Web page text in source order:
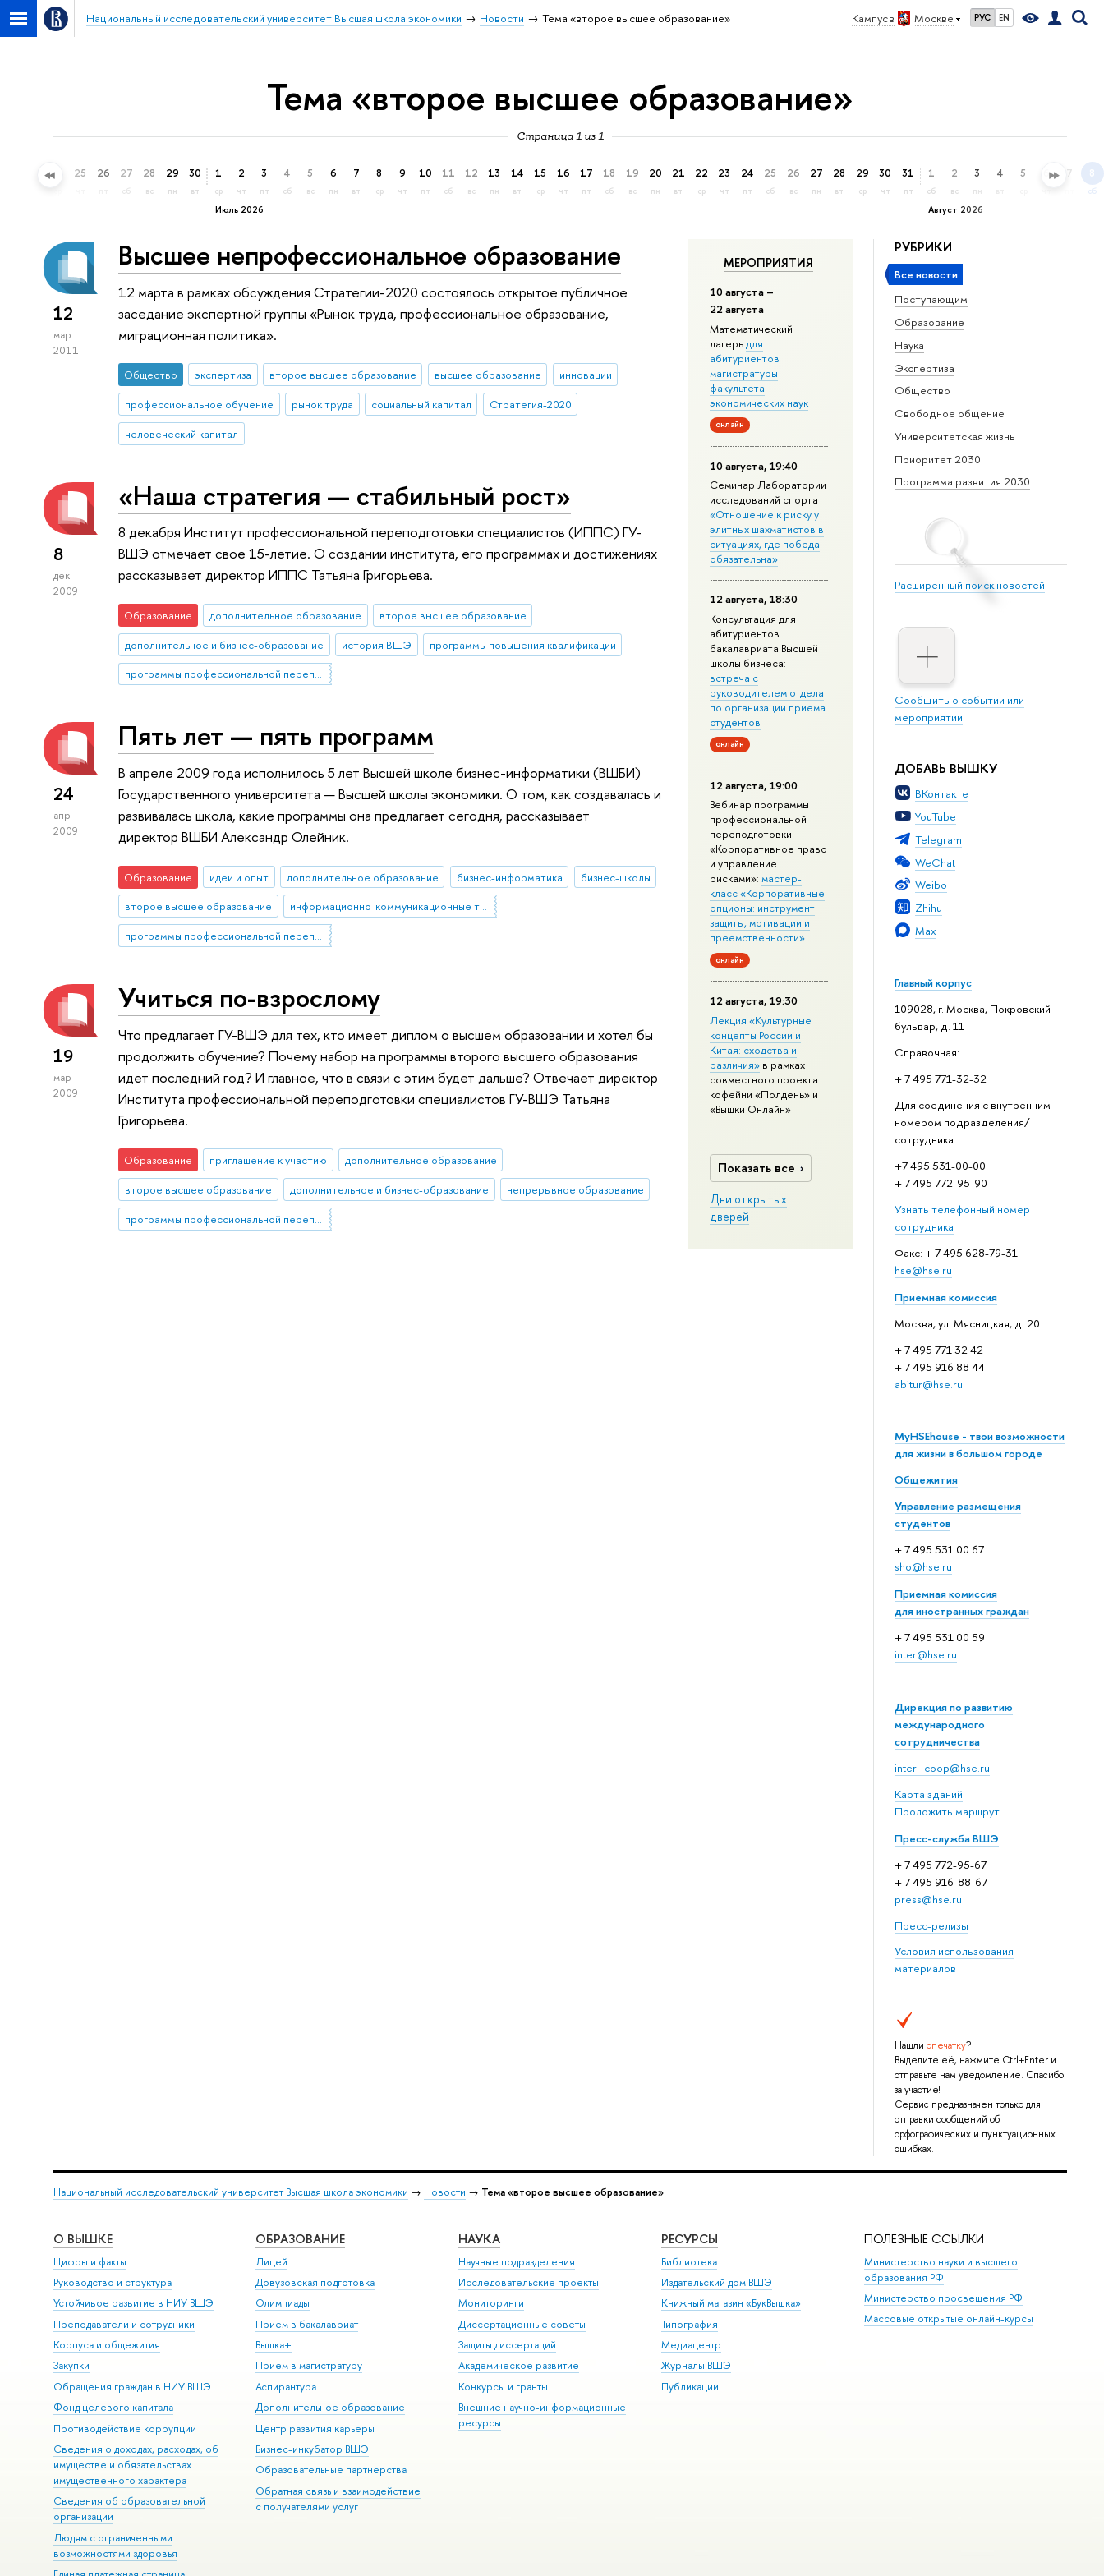
Кампус в Москве РУС EN
Национальный исследовательский университет Высшая школа экономики Новости Тема «второе высшее образование»
Тема «второе высшее образование»
Страница 1 из 1
24 25 26 27
сб
28
вс
29
пн
30
вт
Июль 2026
1
ср
2
чт
3
пт
4
сб
5
вс
6
пн
7
вт
8
ср
9
чт
10
пт
11
сб
12
вс
13
пн
14
вт
15
ср
16
чт
17
пт
18
сб
19
вс
20
пн
21
вт
22
ср
23
чт
24
пт
25
сб
26
вс
27
пн
28
вт
29
ср
30
чт
31
пт
Август 2026
1
сб
2
вс
3
пн
4 5 6 7 8
сб
РУБРИКИ
Все новости
Поступающим
Образование
Наука
Экспертиза
Общество
Свободное общение
Университетская жизнь
Приоритет 2030
Программа развития 2030
Расширенный поиск новостей
Сообщить о событии или
мероприятии
ДОБАВЬ ВЫШКУ
ВКонтакте
YouTube
Telegram
WeChat
Weibo
Zhihu
Max
Главный корпус
109028, г. Москва, Покровский
бульвар, д. 11
Справочная:
+ 7 495 771-32-32
Для соединения с внутренним
номером подразделения/
сотрудника:
+7 495 531-00-00
+ 7 495 772-95-90
Узнать телефонный номер
сотрудника
Факс: + 7 495 628-79-31
hse@hse.ru
Приемная комиссия
Москва, ул. Мясницкая, д. 20
+ 7 495 771 32 42
+ 7 495 916 88 44
abitur@hse.ru
MyHSEhouse - твои возможности
для жизни в большом городе
Общежития
Управление размещения
студентов
+ 7 495 531 00 67
sho@hse.ru
Приемная комиссия
для иностранных граждан
+ 7 495 531 00 59
inter@hse.ru
Дирекция по развитию
международного
сотрудничества
inter_coop@hse.ru
Карта зданий
Проложить маршрут
Пресс-служба ВШЭ
+ 7 495 772-95-67
+ 7 495 916-88-67
press@hse.ru
Пресс-релизы
Условия использования
материалов
Нашли опечатку?
Выделите её, нажмите Ctrl+Enter и
отправьте нам уведомление. Спасибо
за участие!
Сервис предназначен только для
отправки сообщений об
орфографических и пунктуационных
ошибках.
МЕРОПРИЯТИЯ
10 августа –
22 августа
Математический
лагерьдля
абитуриентов
магистратуры
факультета
экономических наук
онлайн
10 августа, 19:40
Семинар Лаборатории
исследований спорта
«Отношение к риску у
элитных шахматистов в
ситуациях, где победа
обязательна»
12 августа, 18:30
Консультация для
абитуриентов
бакалавриата Высшей
школы бизнеса:
встреча с
руководителем отдела
по организации приема
студентов
онлайн
12 августа, 19:00
Вебинар программы
профессиональной
переподготовки
«Корпоративное право
и управление
рисками»: мастер-
класс «Корпоративные
опционы: инструмент
защиты, мотивации и
преемственности»
онлайн
12 августа, 19:30
Лекция «Культурные
концепты России и
Китая: сходства и
различия»в рамках
совместного проекта
кофейни «Полдень» и
«Вышки Онлайн»
Показать все
Дни открытых
дверей
12
мар
2011
Высшее непрофессиональное образование
12 марта в рамках обсуждения Стратегии-2020 состоялось открытое публичное
заседание экспертной группы «Рынок труда, профессиональное образование,
миграционная политика».
Общество экспертиза второе высшее образование высшее образование
инновации
профессиональное обучение
рынок труда социальный капитал
Стратегия-2020
человеческий капитал
8
дек
2009
«Наша стратегия — стабильный рост»
8 декабря Институт профессиональной переподготовки специалистов (ИППС) ГУ-
ВШЭ отмечает свое 15-летие. О создании института, его программах и достижениях
рассказывает директор ИППС Татьяна Григорьева.
Образование дополнительное образование
второе высшее образование
дополнительное и бизнес-образование
история ВШЭ
программы повышения квалификации
программы профессиональной переподготовки
24
апр
2009
Пять лет — пять программ
В апреле 2009 года исполнилось 5 лет Высшей школе бизнес-информатики (ВШБИ)
Государственного университета — Высшей школы экономики. О том, как создавалась и
развивалась школа, какие программы она предлагает сегодня, рассказывает
директор ВШБИ Александр Олейник.
Образование идеи и опыт дополнительное образование бизнес-информатика
бизнес-школы
второе высшее образование
информационно-коммуникационные технологии
программы профессиональной переподготовки
19
мар
2009
Учиться по-взрослому
Что предлагает ГУ-ВШЭ для тех, кто имеет диплом о высшем образовании и хотел бы
продолжить обучение? Почему набор на программы второго высшего образования
идет последний год? И главное, что в связи с этим будет дальше? Отвечает директор
Института профессиональной переподготовки специалистов ГУ-ВШЭ Татьяна
Григорьева.
Образование приглашение к участию
дополнительное образование
второе высшее образование
дополнительное и бизнес-образование
непрерывное образование
программы профессиональной переподготовки
Национальный исследовательский университет Высшая школа экономики → Новости → Тема «второе высшее образование»
О ВЫШКЕ
Цифры и факты
Руководство и структура
Устойчивое развитие в НИУ ВШЭ
Преподаватели и сотрудники
Корпуса и общежития
Закупки
Обращения граждан в НИУ ВШЭ
Фонд целевого капитала
Противодействие коррупции
Сведения о доходах, расходах, об
имуществе и обязательствах
имущественного характера
Сведения об образовательной
организации
Людям с ограниченными
возможностями здоровья
ОБРАЗОВАНИЕ
Лицей
Довузовская подготовка
Олимпиады
Прием в бакалавриат
Вышка+
Прием в магистратуру
Аспирантура
Дополнительное образование
Центр развития карьеры
Бизнес-инкубатор ВШЭ
Образовательные партнерства
Обратная связь и взаимодействие
с получателями услуг
НАУКА
Научные подразделения
Исследовательские проекты
Мониторинги
Диссертационные советы
Защиты диссертаций
Академическое развитие
Конкурсы и гранты
Внешние научно-информационные
ресурсы
РЕСУРСЫ
Библиотека
Издательский дом ВШЭ
Книжный магазин «БукВышка»
Типография
Медиацентр
Журналы ВШЭ
Публикации
ПОЛЕЗНЫЕ ССЫЛКИ
Министерство науки и высшего
образования РФ
Министерство просвещения РФ
Массовые открытые онлайн-курсы